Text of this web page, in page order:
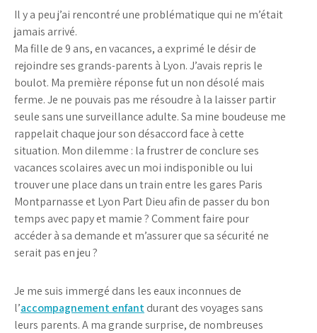
Il y a peu j’ai rencontré une problématique qui ne m’était
jamais arrivé.
Ma fille de 9 ans, en vacances, a exprimé le désir de
rejoindre ses grands-parents à Lyon. J’avais repris le
boulot. Ma première réponse fut un non désolé mais
ferme. Je ne pouvais pas me résoudre à la laisser partir
seule sans une surveillance adulte. Sa mine boudeuse me
rappelait chaque jour son désaccord face à cette
situation. Mon dilemme : la frustrer de conclure ses
vacances scolaires avec un moi indisponible ou lui
trouver une place dans un train entre les gares Paris
Montparnasse et Lyon Part Dieu afin de passer du bon
temps avec papy et mamie ? Comment faire pour
accéder à sa demande et m’assurer que sa sécurité ne
serait pas en jeu ?
Je me suis immergé dans les eaux inconnues de
l’accompagnement enfantdurant des voyages sans
leurs parents. A ma grande surprise, de nombreuses